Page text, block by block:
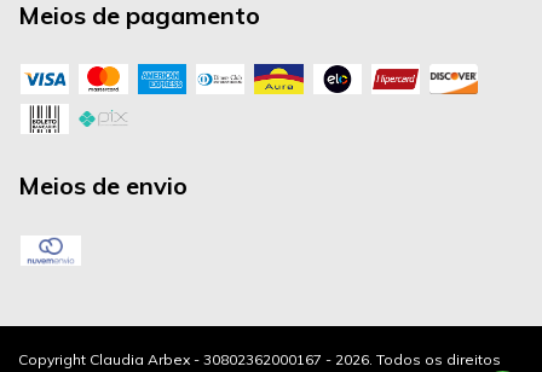
Meios de pagamento
Meios de envio
Copyright Claudia Arbex - 30802362000167 - 2026. Todos os direitos